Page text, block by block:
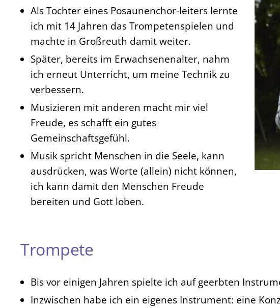
Als Tochter eines Posaunenchor-leiters lernte
ich mit 14 Jahren das Trompetenspielen und
machte in Großreuth damit weiter.
Später, bereits im Erwachsenenalter, nahm
ich erneut Unterricht, um meine Technik zu
verbessern.
Musizieren mit anderen macht mir viel
Freude, es schafft ein gutes
Gemeinschaftsgefühl.
Musik spricht Menschen in die Seele, kann
ausdrücken, was Worte (allein) nicht können,
ich kann damit den Menschen Freude
bereiten und Gott loben.
Trompete
Bis vor einigen Jahren spielte ich auf geerbten
Inzwischen habe ich ein eigenes Instrument: eine